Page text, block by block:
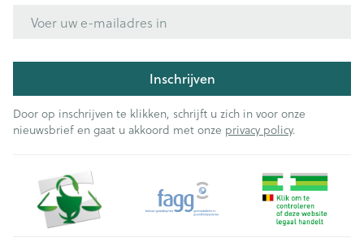
Inschrijven
Door op inschrijven te klikken, schrijft u zich in voor onze
nieuwsbrief en gaat u akkoord met onze privacy policy.